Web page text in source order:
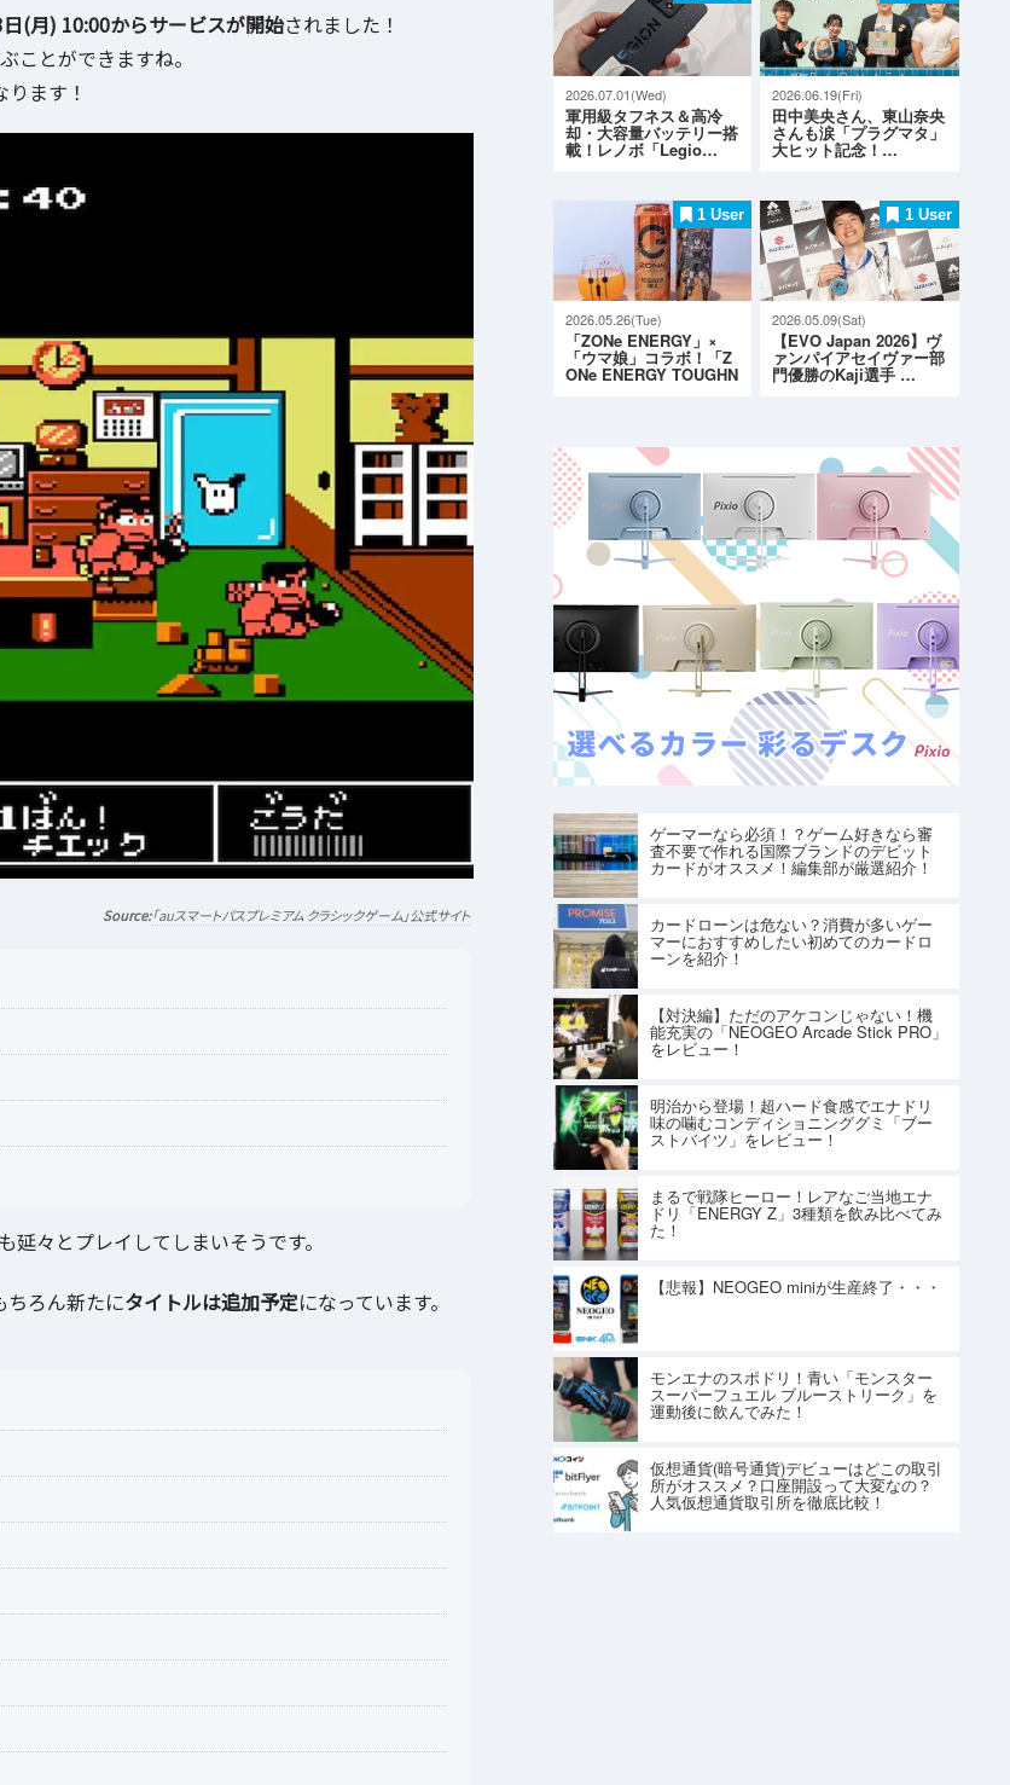
(月) 10:00からサービスが開始されました！
ことができますね。
ります！
「auスマートパスプレミアム クラシックゲーム」公式サイト
々とプレイしてしまいそうです。
ちろん新たにタイトルは追加予定になっています。
2026.07.01(Wed)
軍用級タフネス＆高冷
却・大容量バッテリー搭
載！レノボ「Legio…
2026.06.19(Fri)
田中美央さん、東山奈央
さんも涙「プラグマタ」
大ヒット記念！…
1 User
2026.05.26(Tue)
「ZONe ENERGY」×
「ウマ娘」コラボ！「Z
ONe ENERGY TOUGHN
1 User
2026.05.09(Sat)
【EVO Japan 2026】ヴ
ァンパイアセイヴァー部
門優勝のKaji選手 …
ゲーマーなら必須！？ゲーム好きなら審
査不要で作れる国際ブランドのデビット
カードがオススメ！編集部が厳選紹介！
カードローンは危ない？消費が多いゲー
マーにおすすめしたい初めてのカードロ
ーンを紹介！
【対決編】ただのアケコンじゃない！機
能充実の「NEOGEO Arcade Stick PRO」
をレビュー！
明治から登場！超ハード食感でエナドリ
味の噛むコンディショニンググミ「ブー
ストバイツ」をレビュー！
まるで戦隊ヒーロー！レアなご当地エナ
ドリ「ENERGY Z」3種類を飲み比べてみ
た！
【悲報】NEOGEO miniが生産終了・・・
モンエナのスポドリ！青い「モンスター
スーパーフュエル ブルーストリーク」を
運動後に飲んでみた！
仮想通貨(暗号通貨)デビューはどこの取引
所がオススメ？口座開設って大変なの？
人気仮想通貨取引所を徹底比較！